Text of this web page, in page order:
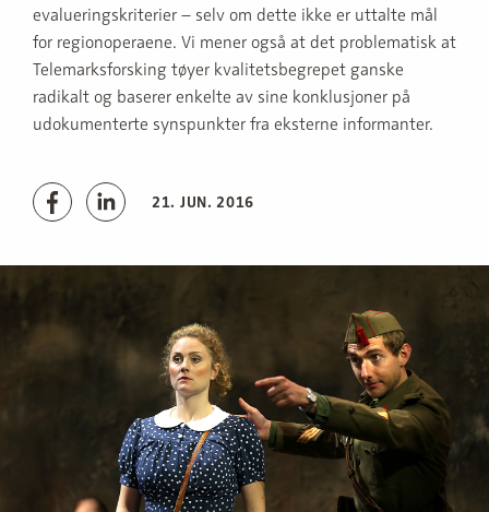
evalueringskriterier – selv om dette ikke er uttalte mål
for regionoperaene. Vi mener også at det problematisk at
Telemarksforsking tøyer kvalitetsbegrepet ganske
radikalt og baserer enkelte av sine konklusjoner på
udokumenterte synspunkter fra eksterne informanter.
21. JUN. 2016